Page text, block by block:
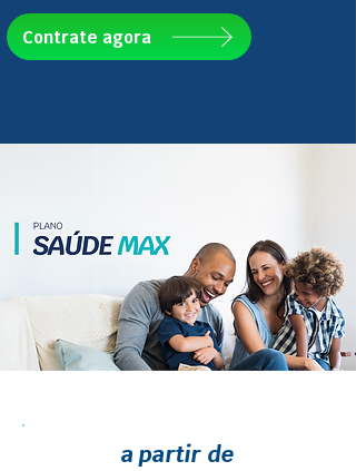
Contrate agora
a partir de